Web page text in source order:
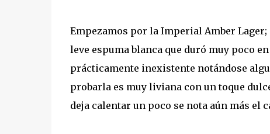
Empezamos por la Imperial Amber
leve espuma blanca que duró muy poco en
prácticamente inexistente notándose
probarla es muy liviana con un toque
deja calentar un poco se nota aún más el